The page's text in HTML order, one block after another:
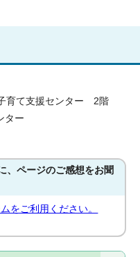
育て支援センター 2階
ター
、ページのご感想をお聞
をご利用ください。